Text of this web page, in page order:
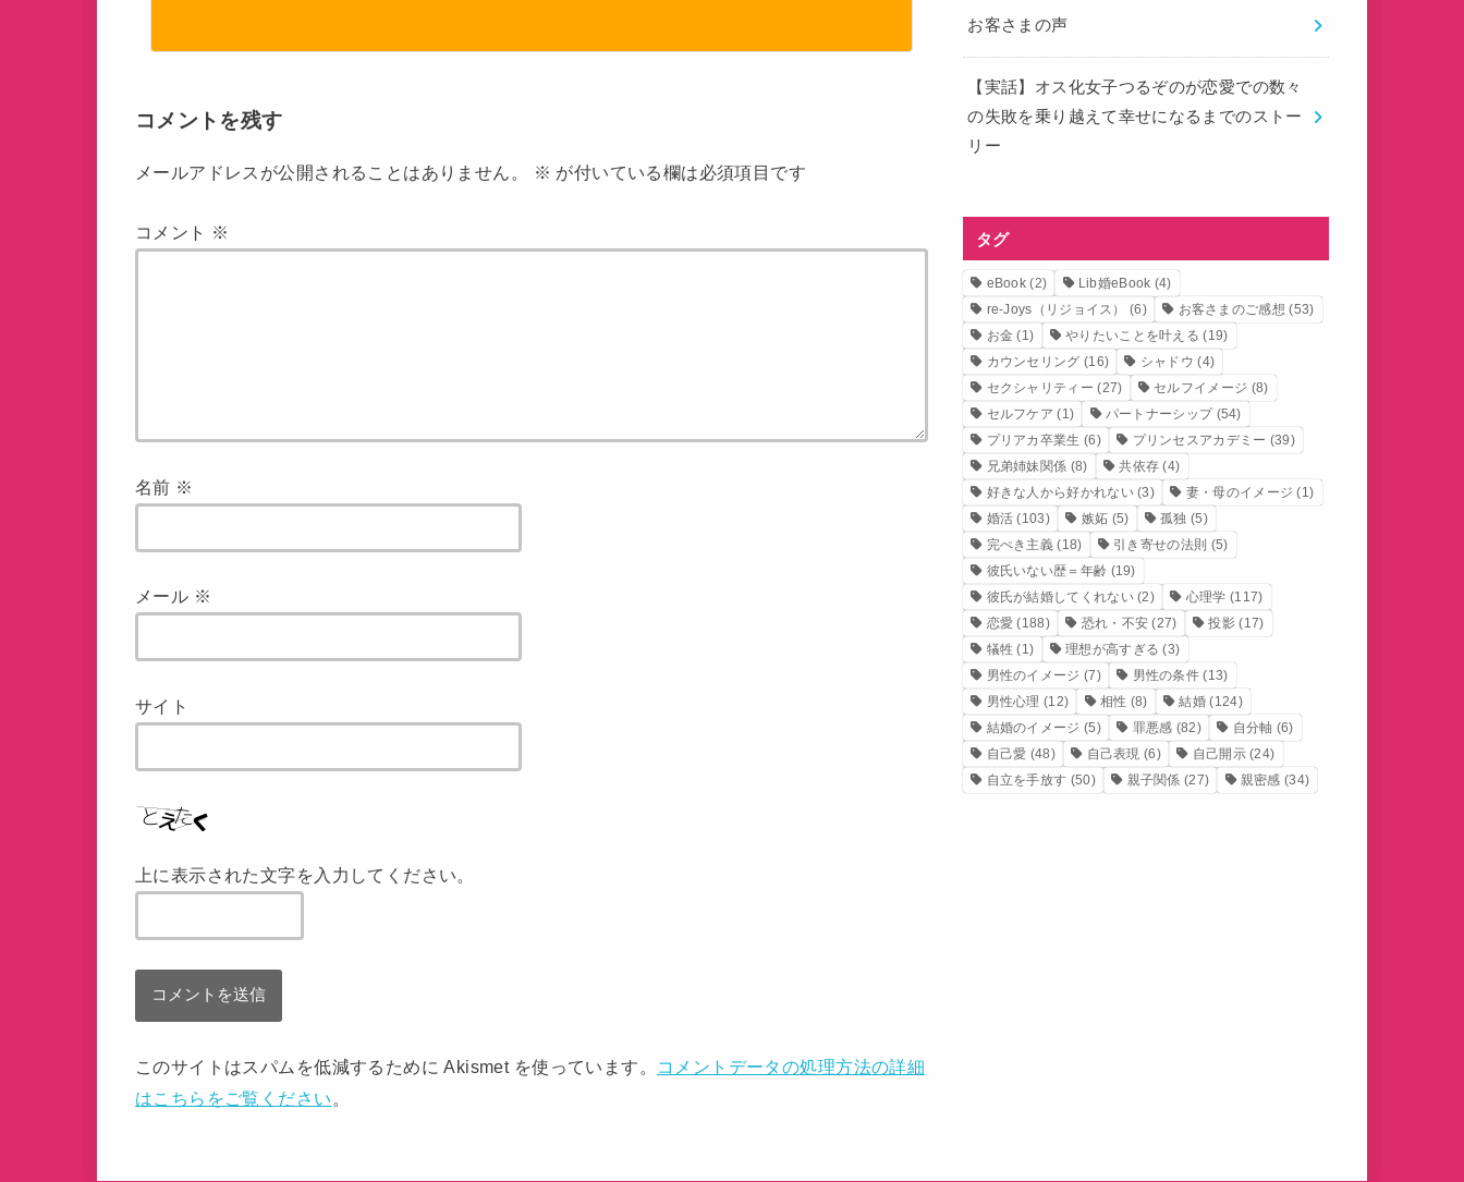
コメントを残す
メールアドレスが公開されることはありません。 ※ が付いている欄は必須項目です
コメント ※
名前 ※
メール ※
サイト
上に表示された文字を入力してください。
このサイトはスパムを低減するために Akismet を使っています。
コメントデータの処理方法の詳細
はこちらをご覧ください
お客さまの声
【実話】オス化女子つるぞのが恋愛での数々
の失敗を乗り越えて幸せになるまでのストー
リー
タグ
eBook (2) Lib婚eBook (4)
re-Joys（リジョイス）
(6) お客さまのご感想 (53)
お金 (1) やりたいことを叶える (19)
カウンセリング (16) シャドウ (4)
セクシャリティー (27) セルフイメージ (8)
セルフケア (1) パートナーシップ(54)
プリアカ卒業生 (6) プリンセスアカデミー (39)
兄弟姉妹関係 (8) 共依存 (4)
好きな人から好かれない(3) 妻・母のイメージ (1)
婚活 (103) 嫉妬 (5) 孤独 (5)
完ぺき主義 (18) 引き寄せの法則 (5)
彼氏いない歴＝年齢 (19)
彼氏が結婚してくれない(2) 心理学 (117)
恋愛 (188) 恐れ・不安 (27) 投影(17)
犠牲 (1) 理想が高すぎる (3)
男性のイメージ (7) 男性の条件 (13)
男性心理 (12) 相性 (8) 結婚 (124)
結婚のイメージ (5) 罪悪感 (82) 自分軸 (6)
自己愛 (48) 自己表現 (6) 自己開示(24)
自立を手放す (50) 親子関係 (27) 親密感 (34)